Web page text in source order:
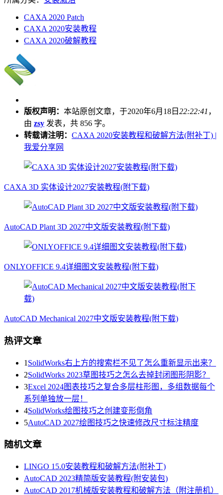
CAXA 2020 Patch
CAXA 2020安装教程
CAXA 2020破解教程
版权声明： 本站原创文章，于2020年6月18日 22:22:41 ，
由 zsy 发表，共 856 字。
转载请注明： CAXA 2020安装教程和破解方法(附补丁) |
我爱分享网
CAXA 3D 实体设计2027安装教程(附下载)
AutoCAD Plant 3D 2027中文版安装教程(附下载)
ONLYOFFICE 9.4详细图文安装教程(附下载)
AutoCAD Mechanical 2027中文版安装教程(附下载)
热评文章
1 SolidWorks右上方的搜索栏不见了怎么重新显示出来？
2SolidWorks 2023草图技巧之怎么去掉封闭图形阴影？
3Excel 2024图表技巧之复合多层柱形图，多组数据每个
系列单独放一层！
4SolidWorks绘图技巧之创建变形倒角
5AutoCAD 2027绘图技巧之快速修改尺寸标注精度
随机文章
LINGO 15.0安装教程和破解方法(附补丁)
AutoCAD 2023精简版安装教程(附安装包)
AutoCAD 2017机械版安装教程和破解方法（附注册机）